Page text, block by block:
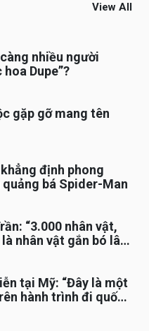
View All
nhiều người
Dupe”?
gặp gỡ mang tên
định phong
bá Spider-Man
“3.000 nhân vật,
nhân vật gắn bó lâu
tại Mỹ: “Đây là một
hành trình đi quốc